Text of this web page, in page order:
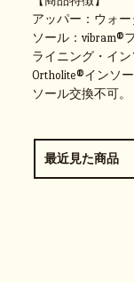
アッパー：ウォ
ソール：vibram®
ライニング・イン
Ortholite®インソ
ソール交換不可。
最近見た商品